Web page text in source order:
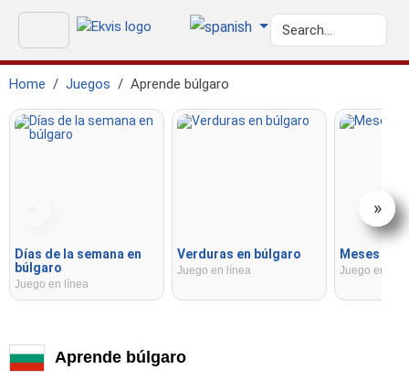
Home Juegos Aprende búlgaro
Días de la semana en
búlgaro
Juego en línea
Verduras en búlgaro
Juego en línea
Meses en
Juego en
»
Aprende búlgaro